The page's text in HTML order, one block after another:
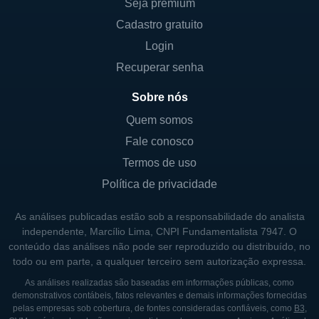
desenvolvimento de tecnologias que não
apenas atendem às necessidades dos
usuários, mas também antecipam tendências
futuras. Isso inclui a implementação de
mais importantes no gerenciamento eficiente
a sustentabilidade e a responsabilidade
social corporativa. A Trimble busca
constantemente maneiras de reduzir o
impacto ambiental de suas operações e das
indústrias que atende. Por meio de suas
inovações, a empresa se propõe a ajudar
seus clientes a alcançar maior eficiência e
Seja premium
Cadastro gratuito
Login
Recuperar senha
Sobre nós
Quem somos
Fale conosco
Termos de uso
Política de privacidade
As análises publicadas estão sob a responsabilidade do analista
independente, Marcílio Lima, CNPI Fundamentalista 7947. O
conteúdo das análises não pode ser reproduzido ou distribuído, no
todo ou em parte, a qualquer terceiro sem autorização expressa.
As análises realizadas são baseadas em informações públicas, como
demonstrativos contábeis, fatos relevantes e demais informações fornecidas
pelas empresas sob cobertura, de fontes consideradas confiáveis, como B3,